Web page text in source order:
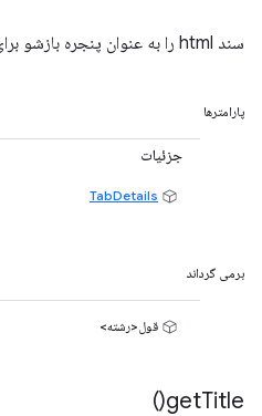
سند html را به عنوان پنجره بازشو برای این عمل می‌گیرد.
پارامترها
جزئیات
TabDetails
برمی گرداند
قول<رشته>
getTitle(
)